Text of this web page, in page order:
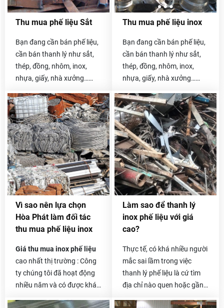
Thu mua phế liệu Sắt
Bạn đang cần bán phế liệu,
cần bán thanh lý như sắt,
thép, đồng, nhôm, inox,
nhựa, giấy, nhà xưởng…
Thu mua phế liệu inox
Bạn đang cần bán phế liệu,
cần bán thanh lý như sắt,
thép, đồng, nhôm, inox,
nhựa, giấy, nhà xưởng…
Vì sao nên lựa chọn
Hòa Phát làm đối tác
thu mua phế liệu inox
Giá thu mua inox phế liệu
cao nhất thị trường : Công
ty chúng tôi đã hoạt động
nhiều năm và có được khá
Làm sao để thanh lý
inox phế liệu với giá
cao?
Thực tế, có khá nhiều người
mắc sai lầm trong việc
thanh lý phế liệu là cứ tìm
địa chỉ nào quen hoặc gần